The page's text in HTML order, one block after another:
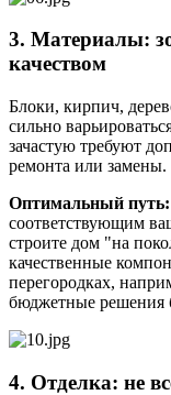
3. Материалы:
качеством
Блоки, кирпич,
сильно
зачастую требуют
ремонта или замены.
Оптимальный путь:
соответствующим
строите дом "на
качественные
перегородках,
бюджетные решения
4. Отделка: не